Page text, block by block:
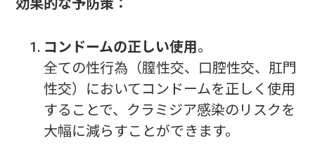
コンドームの正しい使用。
全ての性行為（膣性交、口腔性交、肛門
性交）においてコンドームを正しく使用
することで、クラミジア感染のリスクを
大幅に減らすことができます。